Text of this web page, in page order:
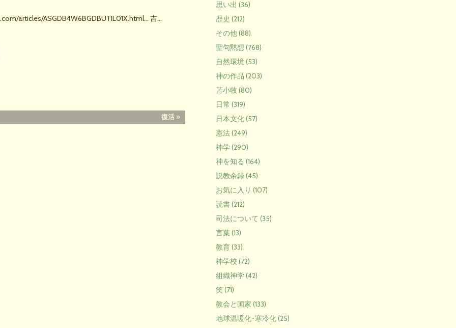
articles/ASGDB4W6BGDBUTIL01X.html… 吉…
復活 »
思い出 (36)
歴史 (212)
その他 (88)
聖句黙想 (768)
自然環境 (53)
神の作品 (203)
苫小牧 (80)
日常 (319)
日本文化 (57)
憲法 (249)
神学 (290)
神を知る (164)
説教余録 (45)
お気に入り (107)
読書 (212)
司法について (35)
言葉 (13)
教育 (33)
神学校 (72)
組織神学 (42)
笑 (71)
教会と国家 (133)
地球温暖化･寒冷化 (25)